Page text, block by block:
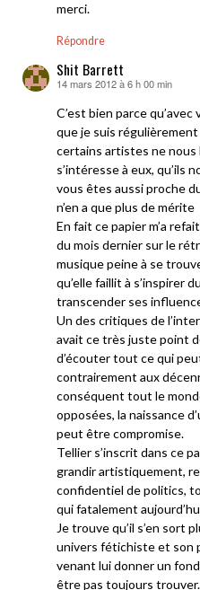
merci.
Répondre
Shit Barrett
dit :
14 mars 2012 à 6 h 00 min
C’est bien parce
que je suis régulièrement
certains artistes ne nous
s’intéresse à eux, qu’ils
vous êtes aussi proche
n’en a que plus de mérite
En fait ce papier m’a
du mois dernier sur le
musique peine à se
qu’elle faillit à s’inspirer
transcender ses
Un des critiques de
avait ce très juste point
d’écouter tout ce qui
contrairement aux
conséquent tout le
opposées, la naissance
peut être compromise.
Tellier s’inscrit dans ce
grandir artistiquement,
confidentiel de politics,
qui fatalement
Je trouve qu’il s’en sort
univers fétichiste et son
venant lui donner un
être pas toujours trouver.